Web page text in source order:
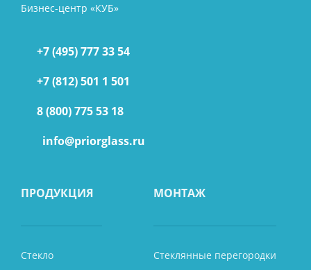
Бизнес-центр «КУБ»
+7 (495) 777 33 54
+7 (812) 501 1 501
8 (800) 775 53 18
info@priorglass.ru
ПРОДУКЦИЯ
Стекло
МОНТАЖ
Стеклянные перегородки